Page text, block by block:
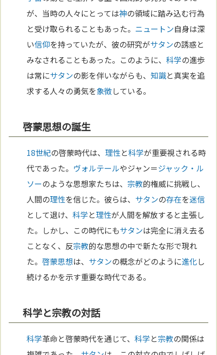
が、当時の人々にとっては神の領域に踏み込む行為
と受け取られることもあった。 ニュートン自身は深
い信仰を持っていたが、彼の研究がサタンの誘惑と
みなされることもあった。このように、科学の進歩
は常にサタンの影を伴いながらも、知識と真実を追
求する人々の勇気を象徴している。
啓蒙思想の誕生
18世紀の啓蒙時代は、理性と科学が重要視される時
代であった。 ヴォルテールやジャン＝ジャック・ル
ソーのような思想家たちは、 宗教的権威に挑戦し、
人間の理性を信じた。彼らは、 サタンの存在を迷信
として退け、科学と理性が人間を解放すると主張し
た。しかし、この時代にもサタンは完全に消え去る
ことなく、反宗教的な思想の中で新たな形で現れ
た。啓蒙思想は、 サタンの概念がどのように進化し
続けるかを示す重要な時代である。
科学と宗教の対話
科学革命と啓蒙時代を通じて、科学と宗教の関係は